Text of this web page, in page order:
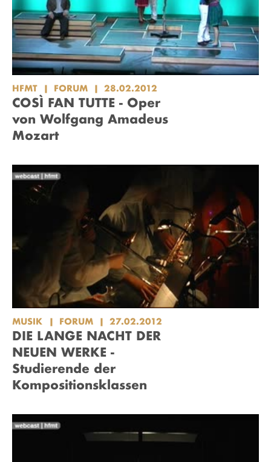
HFMT FORUM 28.02.2012
COSÌ FAN TUTTE - Oper
von Wolfgang Amadeus
Mozart
MUSIK FORUM 27.02.2012
DIE LANGE NACHT DER
NEUEN WERKE -
Studierende der
Kompositionsklassen